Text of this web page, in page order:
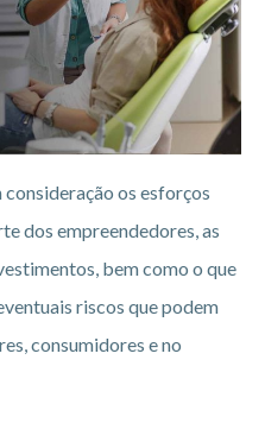
consideração os esforços
dos empreendedores, as
bem como o que
riscos que podem
consumidores e no